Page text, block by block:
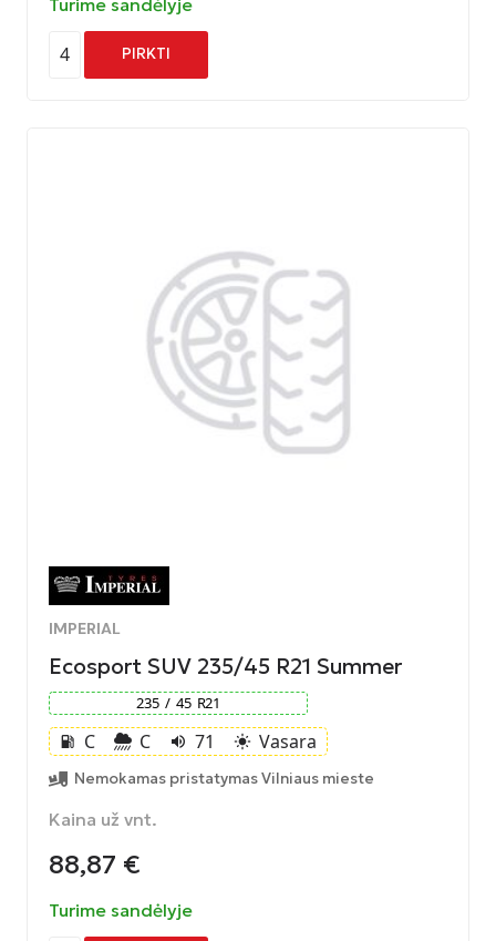
Turime sandėlyje
4 PIRKTI
IMPERIAL
Ecosport SUV 235/45 R21 Summer
235 / 45 R21
local_gas_station C C volume_up 71 light_mode Vasara
Nemokamas pristatymas Vilniaus mieste
Kaina už vnt.
88,87 €
Turime sandėlyje